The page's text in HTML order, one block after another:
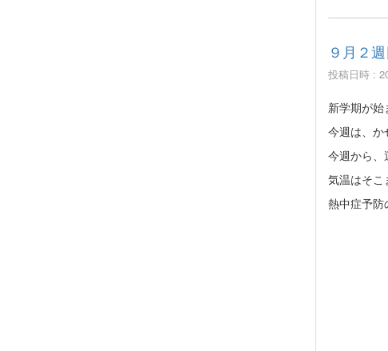
９月２
投稿日時 :
新学期が始
今週は、か
今週から、
気温はそこ
熱中症予